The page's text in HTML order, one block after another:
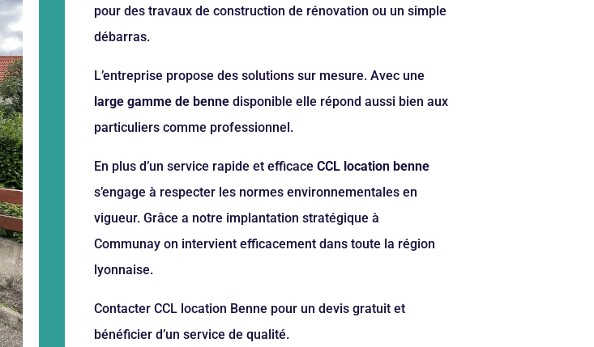
pour des travaux de construction de rénovation ou un simple
débarras.
L’entreprise propose des solutions sur mesure. Avec une
large gamme de benne disponible elle répond aussi bien aux
particuliers comme professionnel.
En plus d’un service rapide et efficace CCL location benne
s’engage à respecter les normes environnementales en
vigueur. Grâce a notre implantation stratégique à
Communay on intervient efficacement dans toute la région
lyonnaise.
Contacter CCL location Benne pour un devis gratuit et
bénéficier d’un service de qualité.